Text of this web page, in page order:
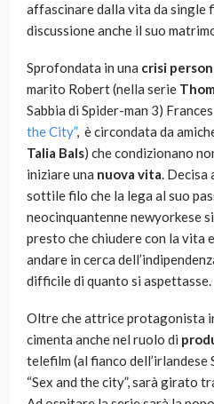
affascinare dalla vita da single
discussione anche il suo
Sprofondata in una crisi
marito Robert (nella serie
Sabbia di Spider-man 3)
the City”, è circondata da
Talia Bals) che condizionano
iniziare una nuova vita. Decisa
sottile filo che la lega al suo
neocinquantenne newyorkese
presto che chiudere con la vita
andare in cerca
difficile di quanto si aspettasse.
Oltre che attrice protagonista
cimenta anche nel ruolo di
telefilm (al fianco dell’irlandese
“Sex and the city”, sarà girato